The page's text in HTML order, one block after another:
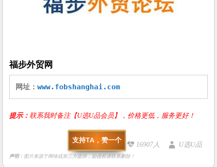
福步外贸网
网址：www.fobshanghai.com
提示：联系我时备注【U选U品会员】，价格更低，服务更好！
支持TA，赞一个
16907人 U选U品
声明： 图片来源于网络或第三方提供，如侵权请联系删除！